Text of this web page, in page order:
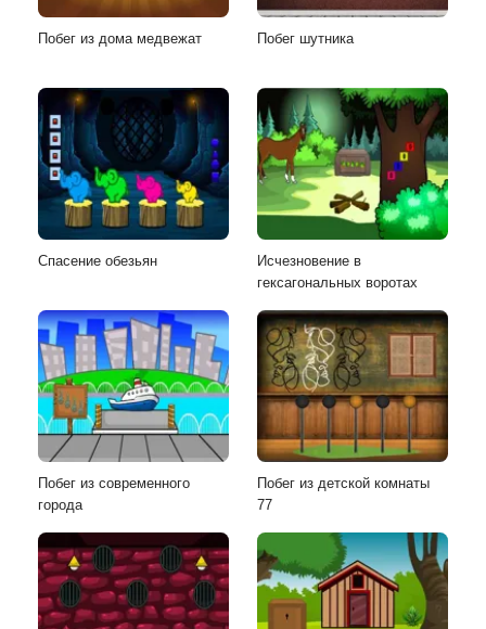
Побег из дома медвежат Побег шутника
Спасение обезьян
Исчезновение в
гексагональных воротах
Побег из современного
города
Побег из детской комнаты
77